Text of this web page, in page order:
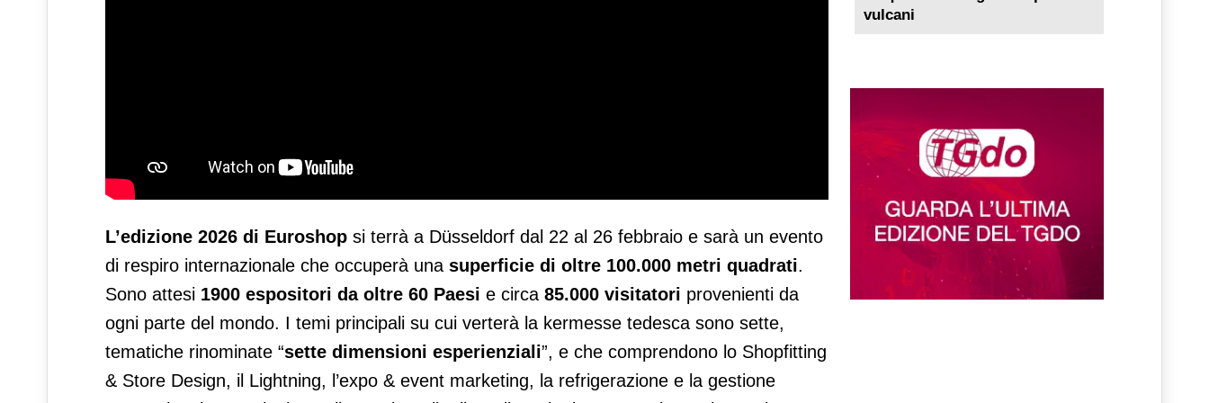
L’edizione 2026 di Euroshop si terrà a Düsseldorf dal 22 al 26 febbraio e sarà un evento
di respiro internazionale che occuperà una superficie di oltre 100.000 metri quadrati.
Sono attesi 1900 espositori da oltre 60 Paesi e circa 85.000 visitatori provenienti da
ogni parte del mondo. I temi principali su cui verterà la kermesse tedesca sono sette,
tematiche rinominate “sette dimensioni esperienziali”, e che comprendono lo Shopfitting
& Store Design, il Lightning, l’expo & event marketing, la refrigerazione e la gestione
vulcani